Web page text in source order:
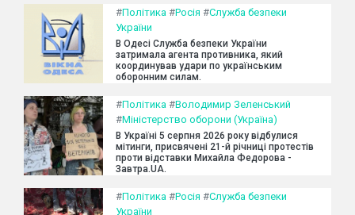
#Політика #Росія #Служба безпеки
України
В Одесі Служба безпеки України
затримала агента противника, який
координував удари по українським
оборонним силам.
#Політика #Володимир Зеленський
#Міністерство оборони (Україна)
В Україні 5 серпня 2026 року відбулися
мітинги, присвячені 21-й річниці протестів
проти відставки Михайла Федорова -
Завтра.UA.
#Політика #Росія #Служба безпеки
України